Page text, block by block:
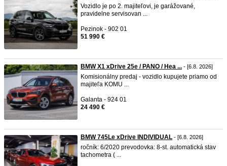
Vozidlo je po 2. majiteľovi, je garážované,
pravidelne servisovan ...
Pezinok - 902 01
51 990 €
BMW X1 xDrive 25e / PANO / Hea ... - [6.8. 2026]
Komisionálny predaj - vozidlo kupujete priamo od
majiteľa KOMU ...
Galanta - 924 01
24 490 €
BMW 745Le xDrive INDIVIDUAL - [6.8. 2026]
ročník: 6/2020 prevodovka: 8-st. automatická stav
tachometra ( ...